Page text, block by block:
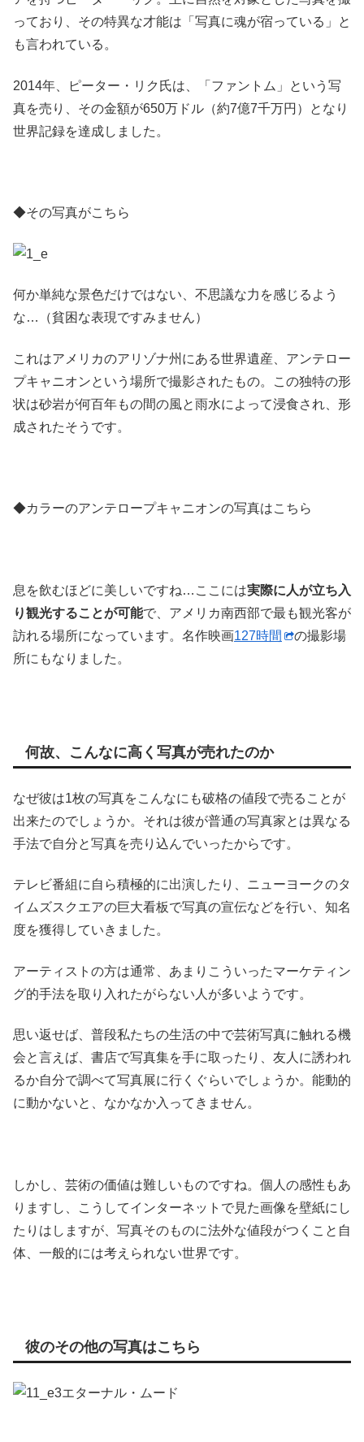
っており、その特異な才能は「写真に魂が宿っている」と
も言われている。
2014年、ピーター・リク氏は、「ファントム」という写
真を売り、その金額が650万ドル（約7億7千万円）となり
世界記録を達成しました。
◆その写真がこちら
何か単純な景色だけではない、不思議な力を感じるよう
な…（貧困な表現ですみません）
これはアメリカのアリゾナ州にある世界遺産、アンテロー
プキャニオンという場所で撮影されたもの。この独特の形
状は砂岩が何百年もの間の風と雨水によって浸食され、形
成されたそうです。
◆カラーのアンテロープキャニオンの写真はこちら
息を飲むほどに美しいですね…ここには実際に人が立ち入
り観光することが可能で、アメリカ南西部で最も観光客が
訪れる場所になっています。名作映画127時間
の撮影場
所にもなりました。
何故、こんなに高く写真が売れたのか
なぜ彼は1枚の写真をこんなにも破格の値段で売ることが
出来たのでしょうか。それは彼が普通の写真家とは異なる
手法で自分と写真を売り込んでいったからです。
テレビ番組に自ら積極的に出演したり、ニューヨークのタ
イムズスクエアの巨大看板で写真の宣伝などを行い、知名
度を獲得していきました。
アーティストの方は通常、あまりこういったマーケティン
グ的手法を取り入れたがらない人が多いようです。
思い返せば、普段私たちの生活の中で芸術写真に触れる機
会と言えば、書店で写真集を手に取ったり、友人に誘われ
るか自分で調べて写真展に行くぐらいでしょうか。能動的
に動かないと、なかなか入ってきません。
しかし、芸術の価値は難しいものですね。個人の感性もあ
りますし、こうしてインターネットで見た画像を壁紙にし
たりはしますが、写真そのものに法外な値段がつくこと自
体、一般的には考えられない世界です。
彼のその他の写真はこちら
エターナル・ムード